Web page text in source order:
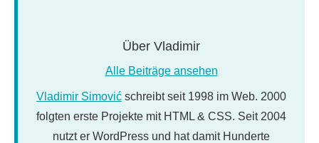
Über Vladimir
Alle Beiträge ansehen
Vladimir Simović schreibt seit 1998 im Web. 2000
folgten erste Projekte mit HTML & CSS. Seit 2004
nutzt er WordPress und hat damit Hunderte